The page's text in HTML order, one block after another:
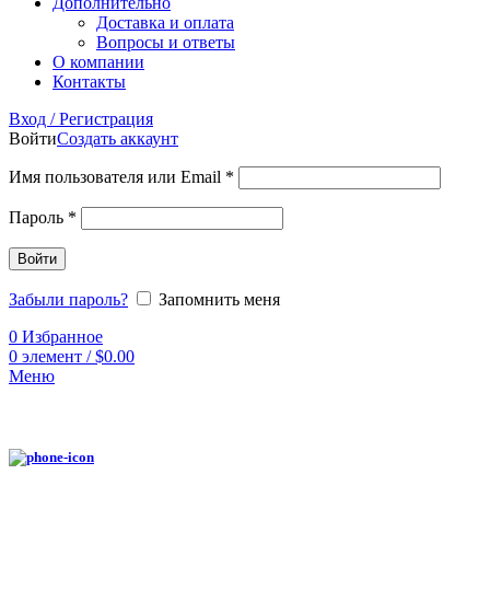
Доставка и оплата
Вопросы и ответы
О компании
Контакты
Вход / Регистрация
ВойтиСоздать аккаунт
Имя пользователя или Email *
Пароль *
Войти
Забыли пароль?
Запомнить меня
0 Избранное
0 элемент / $0.00
Меню